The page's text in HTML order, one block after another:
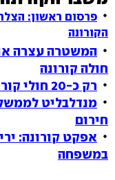
פרסום ראשון:
הקורונה
חולה קורונה
רק כ-20 חולי קורונה עזבו את בני ברק
מנדלבליט
חירום
אפקט קורונה:
במשפחה